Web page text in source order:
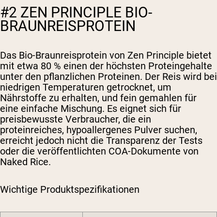
#2 ZEN PRINCIPLE BIO-
BRAUNREISPROTEIN
Das Bio-Braunreisprotein von Zen Principle bietet
mit etwa 80 % einen der höchsten Proteingehalte
unter den pflanzlichen Proteinen. Der Reis wird bei
niedrigen Temperaturen getrocknet, um
Nährstoffe zu erhalten, und fein gemahlen für
eine einfache Mischung. Es eignet sich für
preisbewusste Verbraucher, die ein
proteinreiches, hypoallergenes Pulver suchen,
erreicht jedoch nicht die Transparenz der Tests
oder die veröffentlichten COA-Dokumente von
Naked Rice.
Wichtige Produktspezifikationen